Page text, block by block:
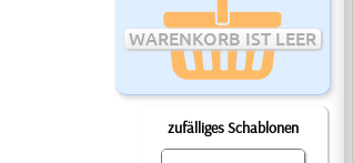
WARENKORB IST LEER
zufälliges Schablonen